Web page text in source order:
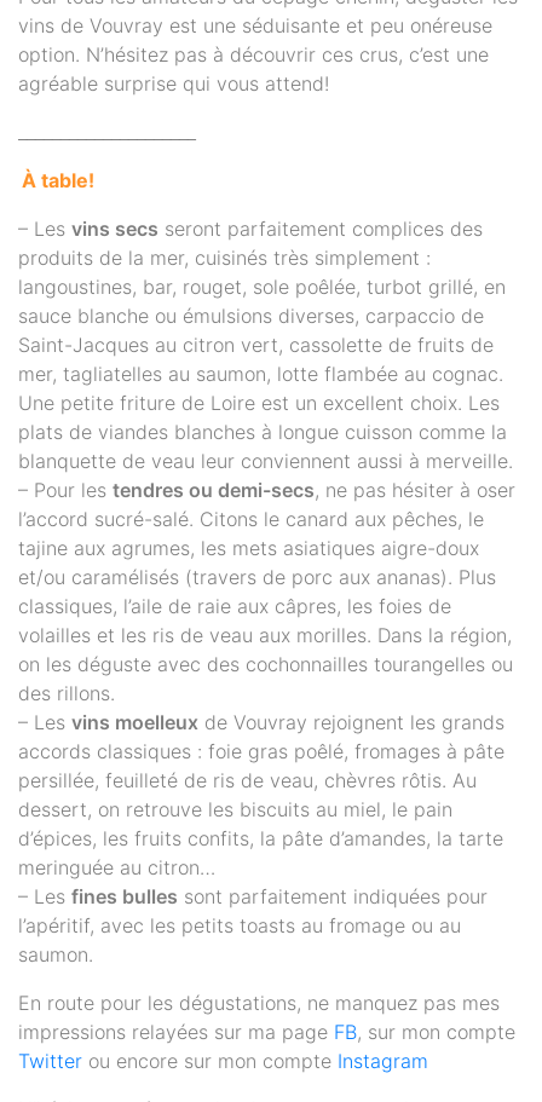
vins de Vouvray est une séduisante et peu onéreuse
option. N’hésitez pas à découvrir ces crus, c’est une
agréable surprise qui vous attend!
À table!
– Les vins secs seront parfaitement complices des
produits de la mer, cuisinés très simplement :
langoustines, bar, rouget, sole poêlée, turbot grillé, en
sauce blanche ou émulsions diverses, carpaccio de
Saint-Jacques au citron vert, cassolette de fruits de
mer, tagliatelles au saumon, lotte flambée au cognac.
Une petite friture de Loire est un excellent choix. Les
plats de viandes blanches à longue cuisson comme la
blanquette de veau leur conviennent aussi à merveille.
– Pour les tendres ou demi-secs, ne pas hésiter à oser
l’accord sucré-salé. Citons le canard aux pêches, le
tajine aux agrumes, les mets asiatiques aigre-doux
et/ou caramélisés (travers de porc aux ananas). Plus
classiques, l’aile de raie aux câpres, les foies de
volailles et les ris de veau aux morilles. Dans la région,
on les déguste avec des cochonnailles tourangelles ou
des rillons.
– Les vins moelleux de Vouvray rejoignent les grands
accords classiques : foie gras poêlé, fromages à pâte
persillée, feuilleté de ris de veau, chèvres rôtis. Au
dessert, on retrouve les biscuits au miel, le pain
d’épices, les fruits confits, la pâte d’amandes, la tarte
meringuée au citron…
– Les fines bulles sont parfaitement indiquées pour
l’apéritif, avec les petits toasts au fromage ou au
saumon.
En route pour les dégustations, ne manquez pas mes
impressions relayées sur ma page FB, sur mon compte
Twitter ou encore sur mon compte Instagram